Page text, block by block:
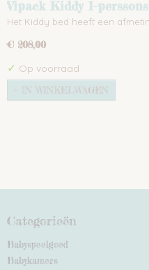
Vipack Kiddy 1-
Het Kiddy bed heeft een
€ 208,00
✓ Op voorraad
IN WINKELWAGEN
Categorieën
Babyspeelgoed
Babykamers